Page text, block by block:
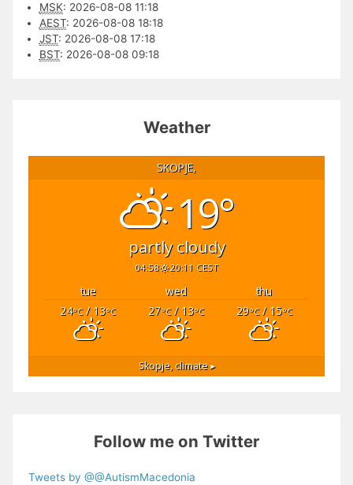
MSK: 2026-08-08 11:18
AEST: 2026-08-08 18:18
JST: 2026-08-08 17:18
BST: 2026-08-08 09:18
Weather
SKOPJE,
19°
partly cloudy
04:58 20:11 CEST
tue wed
thu
24°C/ 13°C 27°C/ 13°C 29°C/ 15°C
Skopje,climate ▸
Follow me on Twitter
Tweets by @@AutismMacedonia